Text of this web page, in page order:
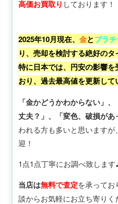
高価お買取り しております！
2025年10月現在、 金とプラ
り、売却を検討する絶好の
特に日本では、円安の影響
おり、過去最高値を更新して
「金かどうかわからない」
丈夫？」、「変色、破損があ
われる方も多いと思います
迎！
1点1点丁寧にお調べ致しま
当店は無料で査定を承って
談からお気軽にお立ち寄りく